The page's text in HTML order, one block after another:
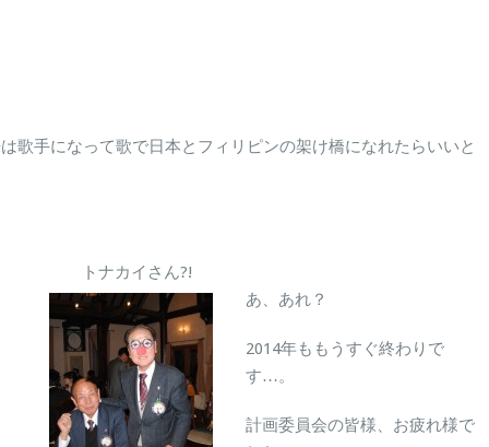
歌手になって歌で日本とフィリピンの架け橋になれたらいいと
トナカイさん?!
あ、あれ？
2014年ももうすぐ終わりで
す…。
計画委員会の皆様、お疲れ様で